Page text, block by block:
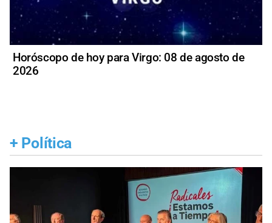
Horóscopo de hoy para Virgo: 08 de agosto de
2026
+ Política